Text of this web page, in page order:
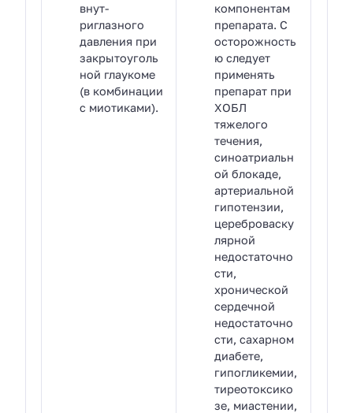
внут­
риглазного
давления при
закрытоуголь
ной глаукоме
(в комбинации
с миотиками).
компонентам
препарата. С
осторожность
ю следует
применять
препарат при
ХОБЛ
тяжелого
течения,
синоатриальн
ой блокаде,
артериальной
гипотензии,
цереброваску
лярной
недостаточно
сти,
хронической
сердечной
недостаточно
сти, сахарном
диабете,
гипогликемии,
тиреотоксико
зе, миастении,